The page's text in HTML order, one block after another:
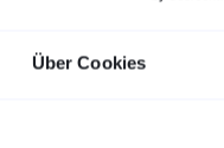
Über Cookies